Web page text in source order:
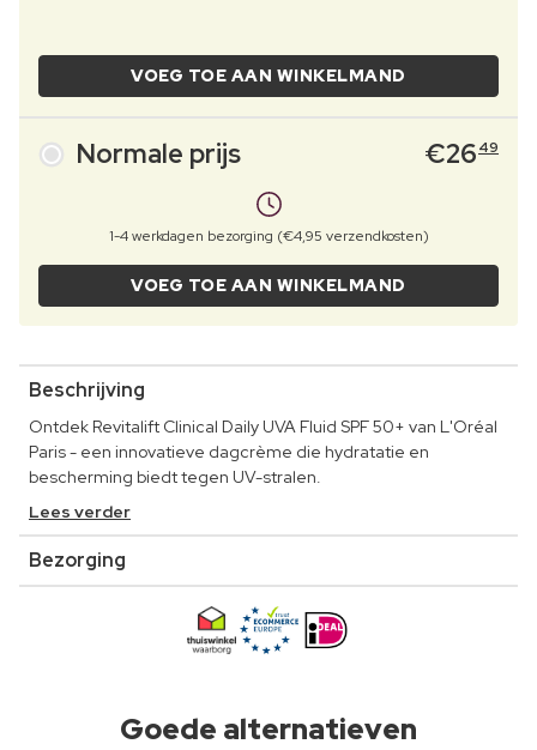
VOEG TOE AAN WINKELMAND
Normale prijs €26 49
1-4 werkdagen bezorging (€4,95 verzendkosten)
VOEG TOE AAN WINKELMAND
Beschrijving
Ontdek Revitalift Clinical Daily UVA Fluid SPF 50+ van L'Oréal
Paris - een innovatieve dagcrème die hydratatie en
bescherming biedt tegen UV-stralen.
Lees verder
Bezorging
Goede alternatieven